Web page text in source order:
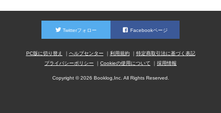
ということろで見ているだけなんです。
と、私は思います。
るような基準でつくっているわけですから。（池上）
Twitterフォロー Facebookページ
PC版に切り替え ヘルプセンター 利用規約
特定商取引法に基づく表記
プライバシーポリシー
Cookieの使用について 採用情報
Copyright © 2026 Booklog,Inc. All Rights Reserved.